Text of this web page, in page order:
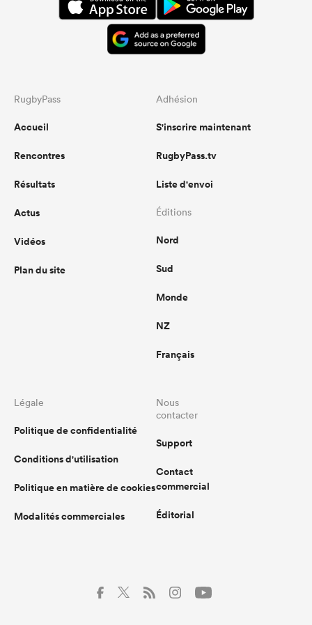
RugbyPass
Accueil
Rencontres
Résultats
Actus
Vidéos
Plan du site
Adhésion
S'inscrire maintenant
RugbyPass.tv
Liste d'envoi
Éditions
Nord
Sud
Monde
NZ
Français
Légale
Politique de confidentialité
Conditions d'utilisation
Politique en matière de cookies
Modalités commerciales
Nous
contacter
Support
Contact
commercial
Éditorial